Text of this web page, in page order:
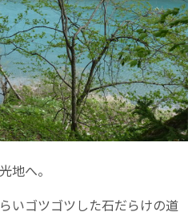
地へ。
いゴツゴツした石だらけの道